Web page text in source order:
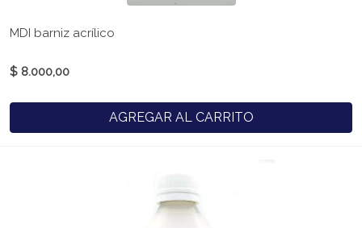
MDI barniz acrílico
$ 8.000,00
AGREGAR AL CARRITO